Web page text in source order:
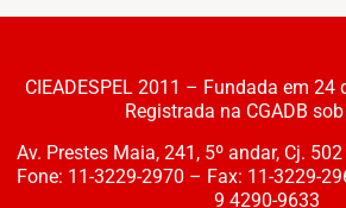
CIEADESPEL 2011 – Fundada em
Registrada na CGADB
Av. Prestes Maia, 241, 5º andar, Cj.
Fone: 11-3229-2970 – Fax: 11-3229-
9 4290-9633